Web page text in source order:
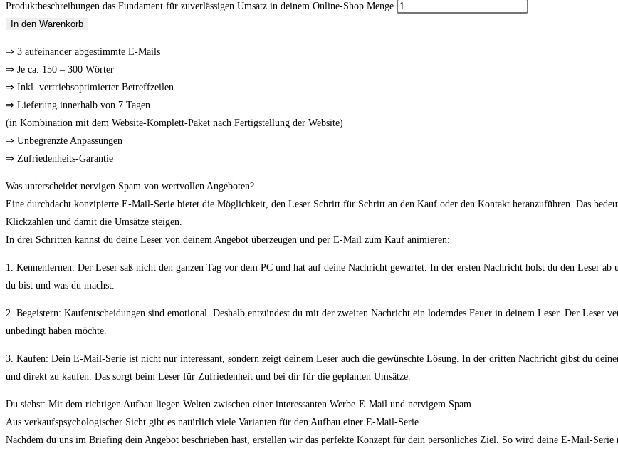
Produktbeschreibungen das Fundament für zuverlässigen Umsatz in deinem Online-Shop Menge
In den Warenkorb
⇒ 3 aufeinander abgestimmte E-Mails
⇒ Je ca. 150 – 300 Wörter
⇒ Inkl. vertriebsoptimierter Betreffzeilen
⇒ Lieferung innerhalb von 7 Tagen
(in Kombination mit dem Website-Komplett-Paket nach Fertigstellung der Website)
⇒ Unbegrenzte Anpassungen
⇒ Zufriedenheits-Garantie
Was unterscheidet nervigen Spam von wertvollen Angeboten?
Eine durchdacht konzipierte E-Mail-Serie bietet die Möglichkeit, den Leser Schritt für Schritt an den Kauf oder den Kontakt heranzuführen. Das
Klickzahlen und damit die Umsätze steigen.
In drei Schritten kannst du deine Leser von deinem Angebot überzeugen und per E-Mail zum Kauf animieren:
1. Kennenlernen: Der Leser saß nicht den ganzen Tag vor dem PC und hat auf deine Nachricht gewartet. In der ersten Nachricht holst du den Leser
du bist und was du machst.
2. Begeistern: Kaufentscheidungen sind emotional. Deshalb entzündest du mit der zweiten Nachricht ein loderndes Feuer in deinem Leser. Der Leser
unbedingt haben möchte.
3. Kaufen: Dein E-Mail-Serie ist nicht nur interessant, sondern zeigt deinem Leser auch die gewünschte Lösung. In der dritten Nachricht gibst du
und direkt zu kaufen. Das sorgt beim Leser für Zufriedenheit und bei dir für die geplanten Umsätze.
Du siehst: Mit dem richtigen Aufbau liegen Welten zwischen einer interessanten Werbe-E-Mail und nervigem Spam.
Aus verkaufspsychologischer Sicht gibt es natürlich viele Varianten für den Aufbau einer E-Mail-Serie.
Nachdem du uns im Briefing dein Angebot beschrieben hast, erstellen wir das perfekte Konzept für dein persönliches Ziel. So wird deine E-Mail-Serie